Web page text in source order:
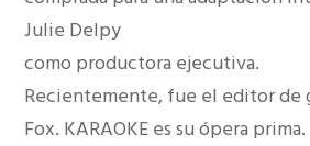
Julie Delpy
como productora ejecutiva.
Recientemente, fue el editor de
Fox. KARAOKE es su ópera prima.